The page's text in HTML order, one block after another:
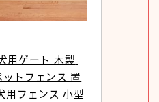
用ゲート 木製
トフェンス 置
用フェンス 小型